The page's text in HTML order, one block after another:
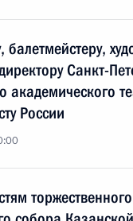
Санкт-
академического
России